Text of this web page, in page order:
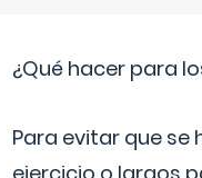
¿Qué hacer para
Para evitar que